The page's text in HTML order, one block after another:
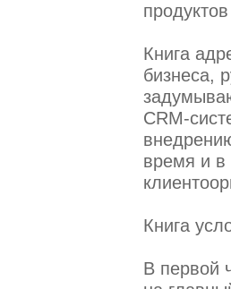
Книга
бизнеса,
CRM-
время и в
Книга
В первой